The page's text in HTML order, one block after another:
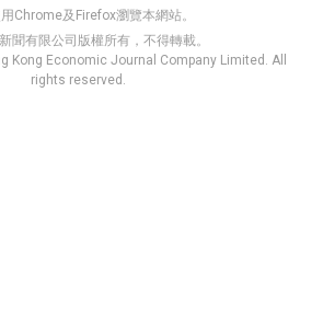
Chrome及Firefox瀏覽本網站。
聞有限公司版權所有，不得轉載。
Kong Economic Journal Company Limited. All
rights reserved.